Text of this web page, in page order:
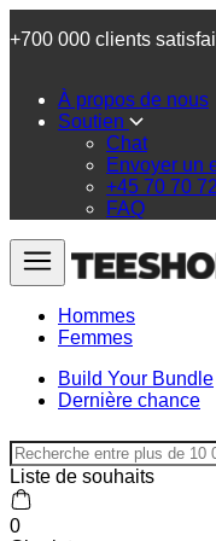
+700 000 clients
À propos de nous
Soutien
Chat
Envoyer un
+45 70 70
FAQ
Hommes
Femmes
Build Your Bundle
Dernière chance
Liste de souhaits
0